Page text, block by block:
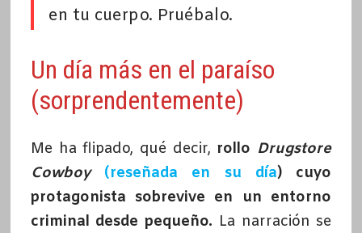
en tu cuerpo. Pruébalo.
Un día más en el paraíso
(sorprendentemente)
Me ha flipado, qué decir, rollo Drugstore
Cowboy
(reseñada en su día) cuyo
protagonista sobrevive en un entorno
criminal desde pequeño. La narración se